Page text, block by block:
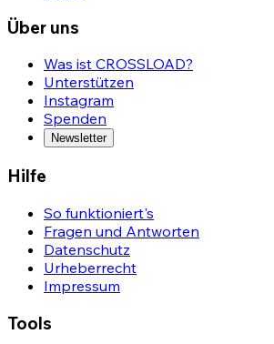
Über uns
Was ist CROSSLOAD?
Unterstützen
Instagram
Spenden
Newsletter
Hilfe
So funktioniert's
Fragen und Antworten
Datenschutz
Urheberrecht
Impressum
Tools